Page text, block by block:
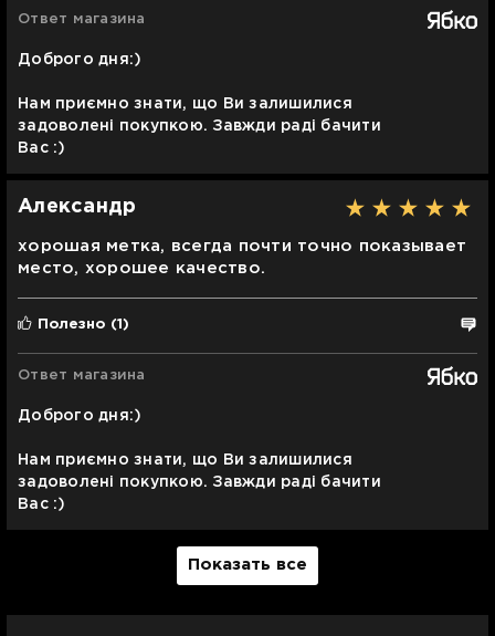
Ответ магазина
Доброго дня:)
Нам приємно знати, що Ви залишилися
задоволені покупкою. Завжди раді бачити
Вас :)
Александр
хорошая метка, всегда почти точно показывает
место, хорошее качество.
Полезно (1)
Ответ магазина
Доброго дня:)
Нам приємно знати, що Ви залишилися
задоволені покупкою. Завжди раді бачити
Вас :)
Показать все